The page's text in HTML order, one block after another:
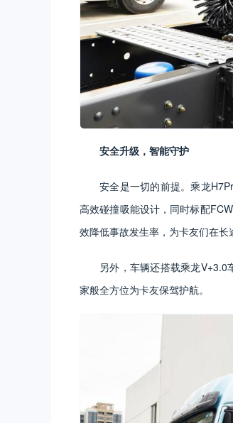
安全升级，智能守护
安全是一切的前提。乘龙
高效碰撞吸能设计，同时标配
效降低事故发生率，为卡友们在长
另外，车辆还搭载乘龙
家般全方位为卡友保驾护航。